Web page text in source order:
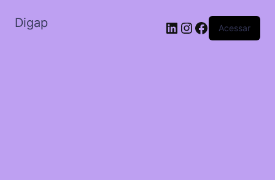
Digap Acessar